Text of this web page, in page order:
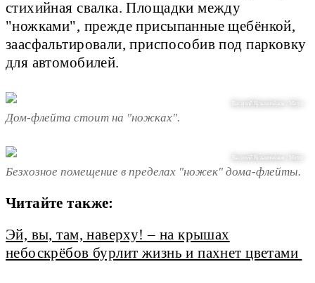
стихийная свалка. Площадки между
"ножками", прежде присыпанные щебёнкой,
заасфальтировали, приспособив под парковку
для автомобилей.
Василий Кузьмичёнок / Metro
Дом-флейта стоит на "ножках".
Василий Кузьмичёнок / Metro
Безхозное помещение в пределах "ножек" дома-флейты.
Читайте также:
Эй, вы, там, наверху! – на крышах
небоскрёбов бурлит жизнь и пахнет цветами